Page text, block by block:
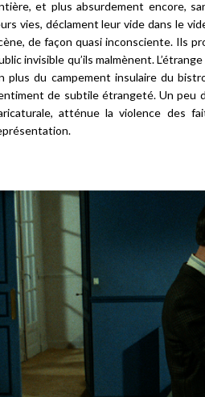
et plus absurdement encore,
vies, déclament leur vide dans le
de façon quasi inconsciente. Ils
invisible qu’ils malmènent.
plus du campement insulaire du
de subtile étrangeté. Un peu
atténue la violence des